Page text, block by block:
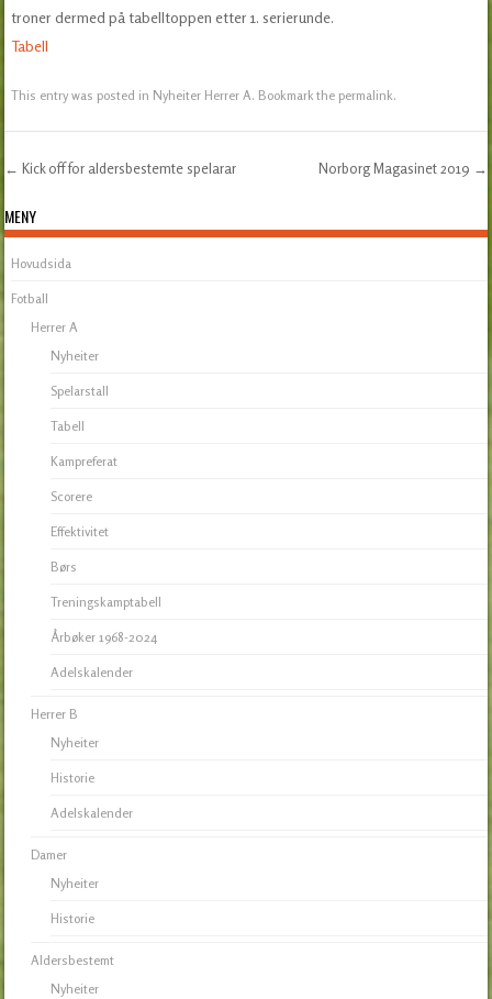
troner dermed på tabelltoppen etter 1. serierunde.
Tabell
This entry was posted in Nyheiter Herrer A. Bookmark thepermalink.
Post navigation
← Kick off for aldersbestemte spelarar Norborg Magasinet 2019 →
MENY
Hovudsida
Fotball
Herrer A
Nyheiter
Spelarstall
Tabell
Kampreferat
Scorere
Effektivitet
Børs
Treningskamptabell
Årbøker 1968-2024
Adelskalender
Herrer B
Nyheiter
Historie
Adelskalender
Damer
Nyheiter
Historie
Aldersbestemt
Nyheiter